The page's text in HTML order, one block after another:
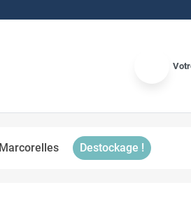
Marcorelles Destockage !